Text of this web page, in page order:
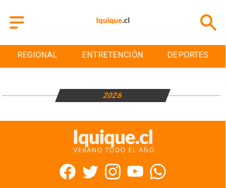
REGIONAL ENTRETENCIÓN DEPORTES
2026